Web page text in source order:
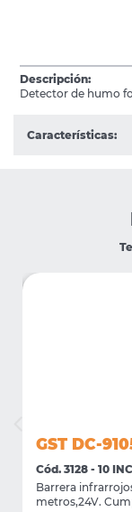
Descripción:
Detector de humo
Características:
GST DC-
Cód. 3128 - 10
Barrera
metros,24V.